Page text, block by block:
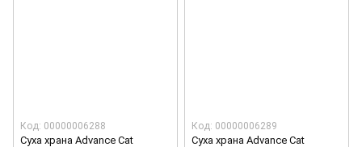
Код: 00000006288
Суха храна Advance Cat
Код: 00000006289
Суха храна Advance Cat